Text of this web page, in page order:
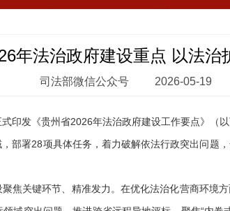
年法治政府建设重点 以法治
司法部微信公众号 2026-05-19
发《贵州省2026年法治政府建设工作要点》（
部署28项具体任务，着力破解依法行政突出问题
关键环节、精准发力。在优化法治化营商环境